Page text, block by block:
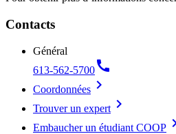
Contacts
Général
613-562-5700call
Coordonnées chevron_right
Trouver un expert chevron_right
Embaucher un étudiant COOP